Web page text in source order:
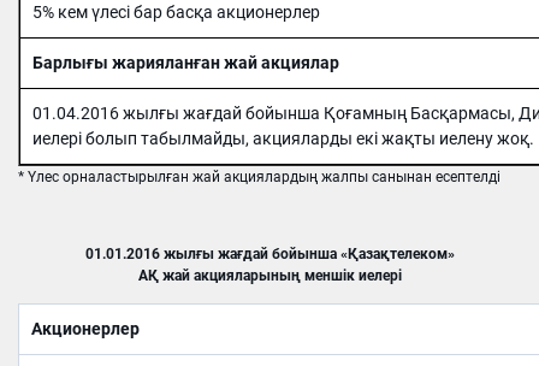
5% кем үлесі бар басқа акционерлер
Барлығы жарияланған жай акциялар
01.04.2016 жылғы жағдай бойынша Қоғамның Басқармасы,
иелері болып табылмайды, акцияларды екі жақты иелену жоқ.
* Үлес орналастырылған жай акциялардың жалпы санынан есептелді
01.01.2016 жылғы жағдай бойынша «Қазақтелеком»
АҚ жай акцияларының меншік иелері
Акционерлер